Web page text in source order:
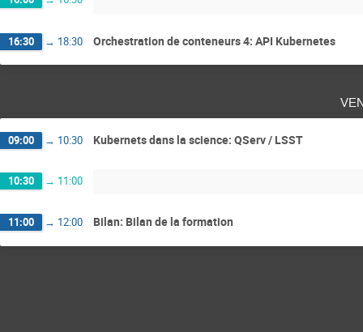
16:30 → 18:30 Orchestration de conteneurs 4: API Kubernetes
09:00 → 10:30 Kubernets dans la science: QServ / LSST
10:30 → 11:00
11:00 → 12:00 Bilan: Bilan de la formation